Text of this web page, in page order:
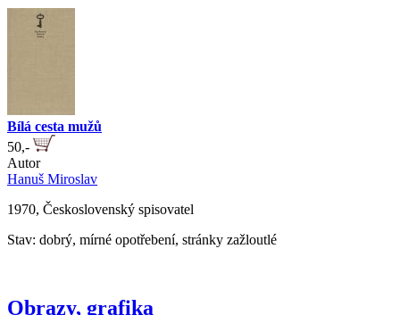
Bílá cesta mužů
50,-
Autor
Hanuš Miroslav
1970, Československý spisovatel
Stav: dobrý, mírné opotřebení, stránky zažloutlé
Obrazy, grafika